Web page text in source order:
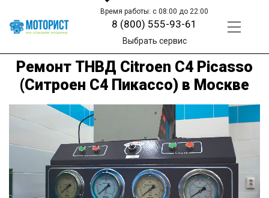
Время работы: с 08:00 до 22:00
8 (800) 555-93-61
Выбрать сервис
Ремонт ТНВД Citroen C4 Picasso
(Ситроен С4 Пикассо) в Москве